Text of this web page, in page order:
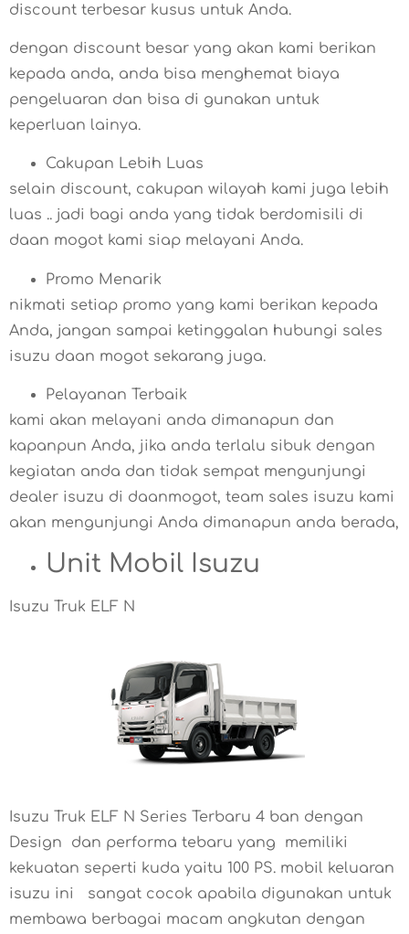
discount terbesar kusus untuk Anda.
dengan discount besar yang akan kami berikan
kepada anda, anda bisa menghemat biaya
pengeluaran dan bisa di gunakan untuk
keperluan lainya.
Cakupan Lebih Luas
selain discount, cakupan wilayah kami juga lebih
luas .. jadi bagi anda yang tidak berdomisili di
daan mogot kami siap melayani Anda.
Promo Menarik
nikmati setiap promo yang kami berikan kepada
Anda, jangan sampai ketinggalan hubungi sales
isuzu daan mogot sekarang juga.
Pelayanan Terbaik
kami akan melayani anda dimanapun dan
kapanpun Anda, jika anda terlalu sibuk dengan
kegiatan anda dan tidak sempat mengunjungi
dealer isuzu di daanmogot, team sales isuzu kami
akan mengunjungi Anda dimanapun anda berada,
Unit Mobil Isuzu
Isuzu Truk ELF N
Isuzu Truk ELF N Series Terbaru 4 ban dengan
Design dan performa tebaru yang memiliki
kekuatan seperti kuda yaitu 100 PS. mobil keluaran
isuzu ini sangat cocok apabila digunakan untuk
membawa berbagai macam angkutan dengan